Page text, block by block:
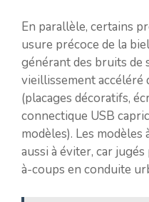
En parallèle, certains
usure précoce de la
générant des bruits de
vieillissement accéléré
(placages décoratifs,
connectique USB
modèles). Les
aussi à éviter, car
à-coups en conduite